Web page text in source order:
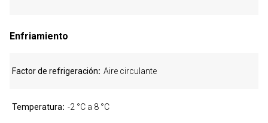
Enfriamiento
Factor de refrigeración Aire circulante
Temperatura -2 °C a 8 °C